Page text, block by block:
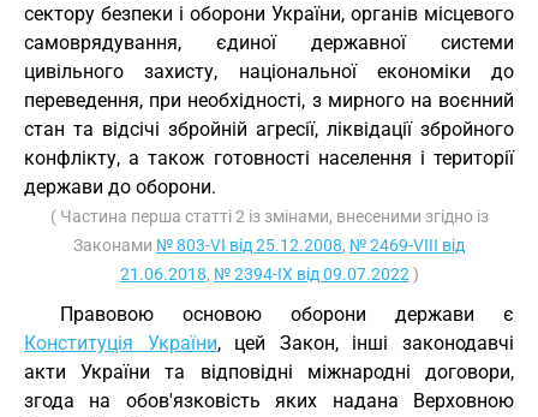
сектору безпеки і оборони України, органів місцевого
самоврядування, єдиної державної системи
цивільного захисту, національної економіки до
переведення, при необхідності, з мирного на воєнний
стан та відсічі збройній агресії, ліквідації збройного
конфлікту, а також готовності населення і території
держави до оборони.
( Частина перша статті 2 із змінами, внесеними згідно із
Законами № 803-VI від 25.12.2008, № 2469-VIII від
21.06.2018, № 2394-IX від 09.07.2022 )
Правовою основою оборони держави є
Конституція України, цей Закон, інші законодавчі
акти України та відповідні міжнародні договори,
згода на обов'язковість яких надана Верховною